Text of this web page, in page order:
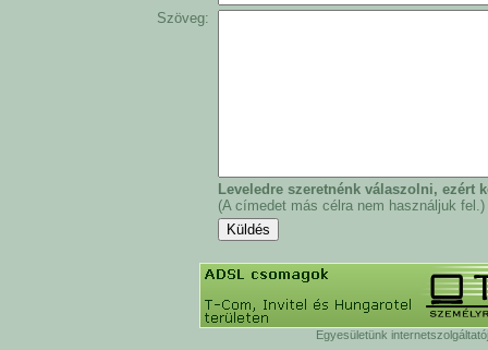
Szöveg:
Leveledre szeretnénk válaszolni, ezért
(A címedet más célra nem használjuk fel.)
Egyesületünk